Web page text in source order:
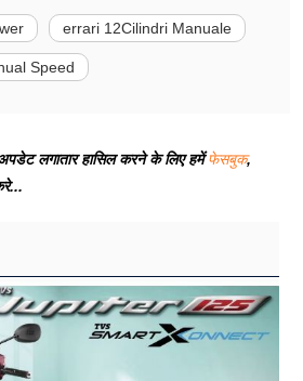
errari 12Cilindri Manuale
Speed
लगातार हासिल करने के लिए हमेंफेसबुक,